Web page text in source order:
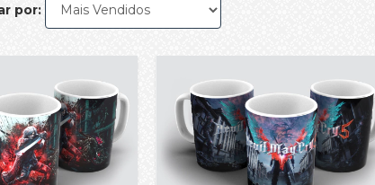
por: